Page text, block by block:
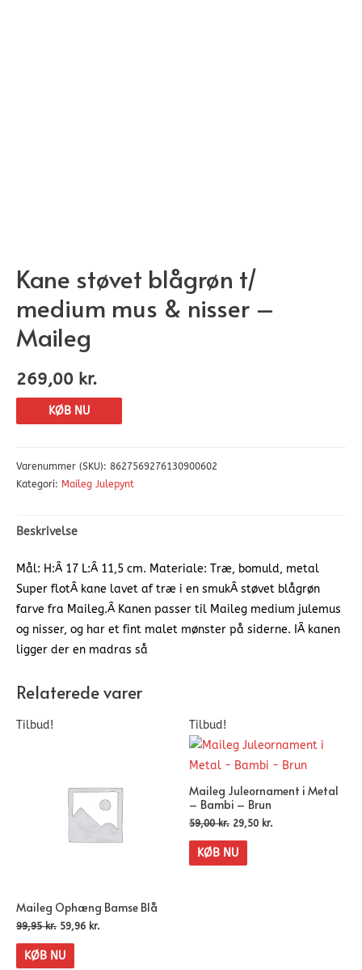
Kane støvet blågrøn t/
medium mus & nisser –
Maileg
269,00 kr.
KØB NU
Varenummer (SKU): 8627569276130900602
Kategori: Maileg Julepynt
Beskrivelse
Mål: H:Â 17 L:Â 11,5 cm. Materiale: Træ, bomuld, metal
Super flotÂ kane lavet af træ i en smukÂ støvet blågrøn
farve fra Maileg.Â Kanen passer til Maileg medium julemus
og nisser, og har et fint malet mønster på siderne. IÂ kanen
ligger der en madras så
Relaterede varer
Tilbud!
Maileg Ophæng Bamse Blå
99,95kr. 59,96 kr.
KØB NU
Tilbud!
Maileg Juleornament i Metal
– Bambi – Brun
59,00kr. 29,50 kr.
KØB NU